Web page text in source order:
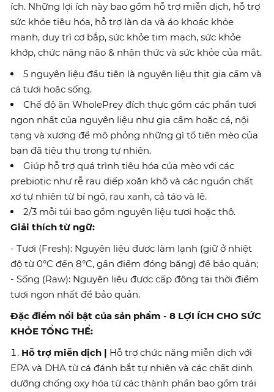
ích. Những lợi ích này bao gồm hỗ trợ miễn dịch, hỗ trợ
sức khỏe tiêu hóa, hỗ trợ làn da và áo khoác khỏe
mạnh, duy trì cơ bắp, sức khỏe tim mạch, sức khỏe
khớp, chức năng não & nhận thức và sức khỏe của mắt.
5 nguyên liệu đầu tiên là nguyên liệu thịt gia cầm và
cá tươi hoặc sống.
Chế độ ăn WholePrey đích thực gồm các phần tươi
ngon nhất của nguyên liệu như gia cầm hoặc cá, nội
tạng và xương để mô phỏng những gì tổ tiên mèo của
bạn đã tiêu thụ trong tự nhiên.
Giúp hỗ trợ quá trình tiêu hóa của mèo với các
prebiotic như rễ rau diếp xoăn khô và các nguồn chất
xơ tự nhiên từ bí ngô, rau xanh, cả táo và lê.
2/3 mỗi túi bao gồm nguyên liệu tươi hoặc thô.
Giải thích từ ngữ:
- Tươi (Fresh): Nguyên liệu được làm lạnh (giữ ở nhiệt
độ từ 0°C đến 8°C, gần điểm đóng băng) để bảo quản;
- Sống (Raw): Nguyên liệu được cấp đông tại thời điểm
tươi ngon nhất để bảo quản.
Đặc điểm nổi bật của sản phẩm - 8 LỢI ÍCH CHO SỨC
KHỎE TỔNG THỂ:
Hỗ trợ miễn dịch | Hỗ trợ chức năng miễn dịch với
EPA và DHA từ cá đánh bắt tự nhiên và các chất dinh
dưỡng chống oxy hóa từ các thành phần bao gồm trái